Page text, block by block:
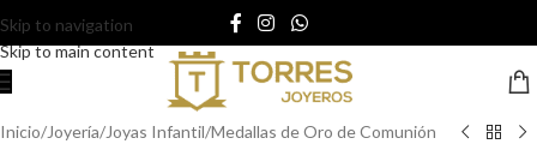
Skip to navigation
Skip to main content
Inicio/Joyería/Joyas Infantil/Medallas de Oro de Comunión